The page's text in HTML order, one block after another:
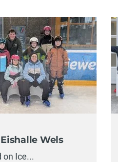
Wels
on Ice...